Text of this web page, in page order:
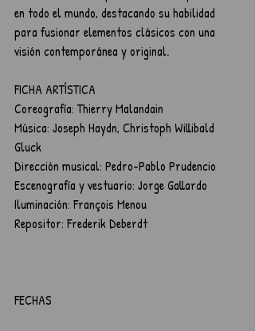
en todo el mundo, destacando su habilidad
para fusionar elementos clásicos con una
visión contemporánea y original.
FICHA ARTÍSTICA
Coreografía: Thierry Malandain
Música: Joseph Haydn, Christoph Willibald
Gluck
Dirección musical: Pedro-Pablo Prudencio
Escenografía y vestuario: Jorge Gallardo
Iluminación: François Menou
Repositor: Frederik Deberdt
FECHAS